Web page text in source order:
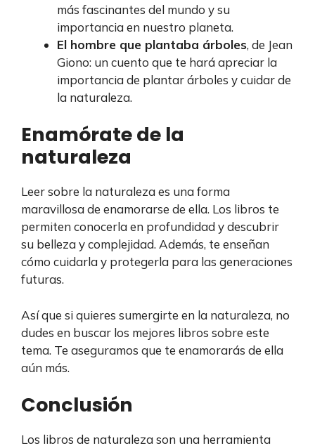
más fascinantes del mundo y su
importancia en nuestro planeta.
El hombre que plantaba árboles, de Jean
Giono: un cuento que te hará apreciar la
importancia de plantar árboles y cuidar de
la naturaleza.
Enamórate de la
naturaleza
Leer sobre la naturaleza es una forma
maravillosa de enamorarse de ella. Los libros te
permiten conocerla en profundidad y descubrir
su belleza y complejidad. Además, te enseñan
cómo cuidarla y protegerla para las generaciones
futuras.
Así que si quieres sumergirte en la naturaleza, no
dudes en buscar los mejores libros sobre este
tema. Te aseguramos que te enamorarás de ella
aún más.
Conclusión
Los libros de naturaleza son una herramienta